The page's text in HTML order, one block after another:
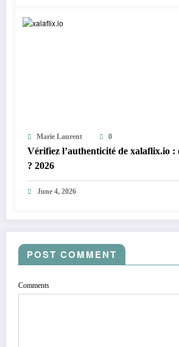
Marie Laurent 0
Vérifiez l’authenticité de xalaflix.io :
? 2026
June 4, 2026
POST COMMENT
Comments